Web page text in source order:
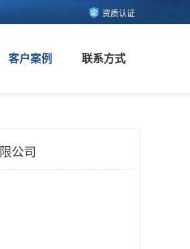
资质认证
客户案例 联系方式
公司